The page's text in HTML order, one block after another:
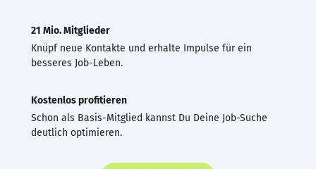
21 Mio. Mitglieder
Knüpf neue Kontakte und erhalte Impulse für ein
besseres Job-Leben.
Kostenlos profitieren
Schon als Basis-Mitglied kannst Du Deine Job-Suche
deutlich optimieren.